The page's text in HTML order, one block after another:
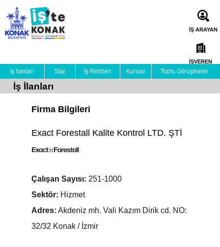
İŞ ARAYAN
İŞVEREN
İş İlanları Staj İş Rehberi Kurslar Toplu Görüşmeler
İş İlanları
Firma Bilgileri
Exact Forestall Kalite Kontrol LTD. ŞTİ
Çalışan Sayısı: 251-1000
Sektör: Hizmet
Adres: Akdeniz mh. Vali Kazım Dirik cd. NO:
32/32 Konak / İzmir